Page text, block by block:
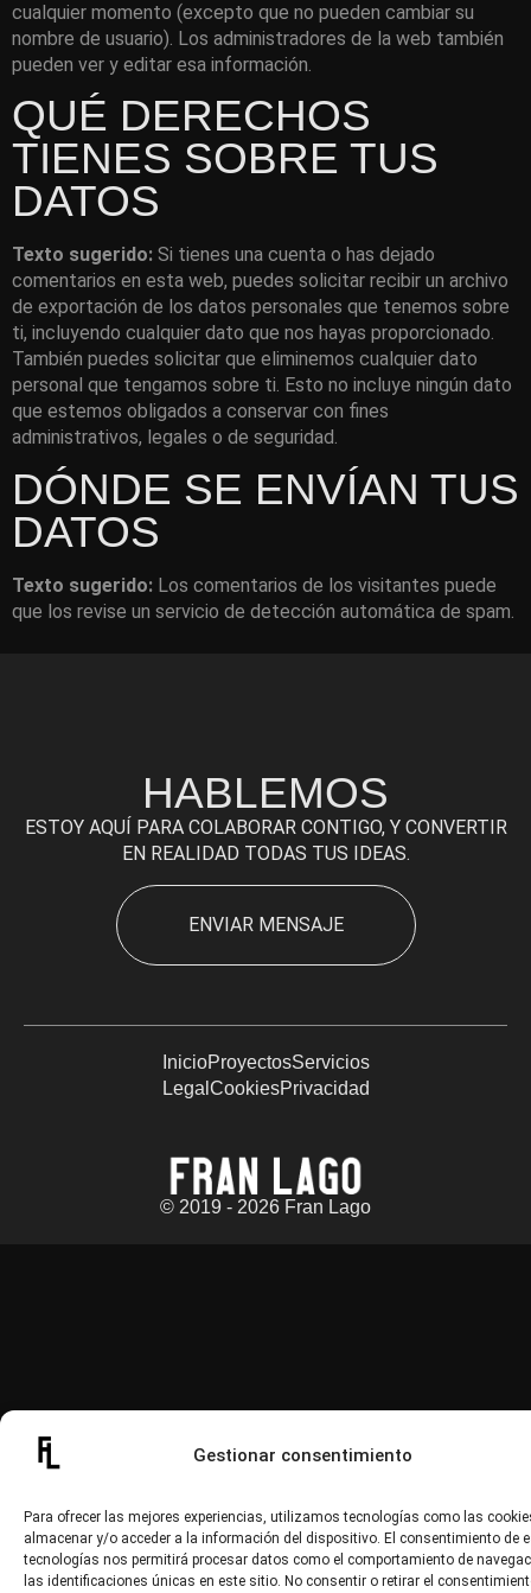
Gestionar consentimiento
Para ofrecer las mejores experiencias, utilizamos tecnologías como las
almacenar y/o acceder a la información del dispositivo. El consentimiento de
tecnologías nos permitirá procesar datos como el comportamiento de
las identificaciones únicas en este sitio. No consentir o retirar el
cualquier momento (excepto que no pueden cambiar su
nombre de usuario). Los administradores de la web también
pueden ver y editar esa información.
QUÉ DERECHOS
TIENES SOBRE TUS
DATOS
Texto sugerido: Si tienes una cuenta o has dejado
comentarios en esta web, puedes solicitar recibir un archivo
de exportación de los datos personales que tenemos sobre
ti, incluyendo cualquier dato que nos hayas proporcionado.
También puedes solicitar que eliminemos cualquier dato
personal que tengamos sobre ti. Esto no incluye ningún dato
que estemos obligados a conservar con fines
administrativos, legales o de seguridad.
DÓNDE SE ENVÍAN TUS
DATOS
Texto sugerido: Los comentarios de los visitantes puede
que los revise un servicio de detección automática de spam.
HABLEMOS
ESTOY AQUÍ PARA COLABORAR CONTIGO, Y CONVERTIR
EN REALIDAD TODAS TUS IDEAS.
ENVIAR MENSAJE
InicioProyectosServicios
Legal CookiesPrivacidad
© 2019 - 2026 Fran Lago